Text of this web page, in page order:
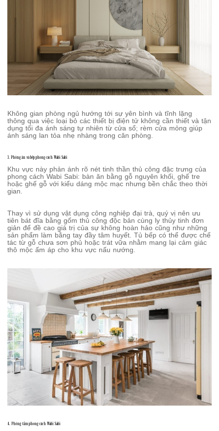
Không gian phòng ngủ hướng tới sự yên bình và tĩnh lặng
thông qua việc loại bỏ các thiết bị điện tử không cần thiết và tận
dụng tối đa ánh sáng tự nhiên từ cửa sổ; rèm cửa mỏng giúp
ánh sáng lan tỏa nhẹ nhàng trong căn phòng.
3. Phòng ăn và bếp phong cách Wabi Sabi
Khu vực này phản ánh rõ nét tinh thần thủ công đặc trưng của
phong cách Wabi Sabi: bàn ăn bằng gỗ nguyên khối, ghế tre
hoặc ghế gỗ với kiểu dáng mộc mạc nhưng bền chắc theo thời
gian.
Thay vì sử dụng vật dụng công nghiệp đại trà, quý vị nên ưu
tiên bát đĩa bằng gốm thủ công độc bản cùng ly thủy tinh đơn
giản để đề cao giá trị của sự không hoàn hảo cũng như những
sản phẩm làm bằng tay đầy tâm huyết. Tủ bếp có thể được chế
tác từ gỗ chưa sơn phủ hoặc trát vữa nhằm mang lại cảm giác
thô mộc ấm áp cho khu vực nấu nướng.
4. Phòng tắm phong cách Wabi Sabi